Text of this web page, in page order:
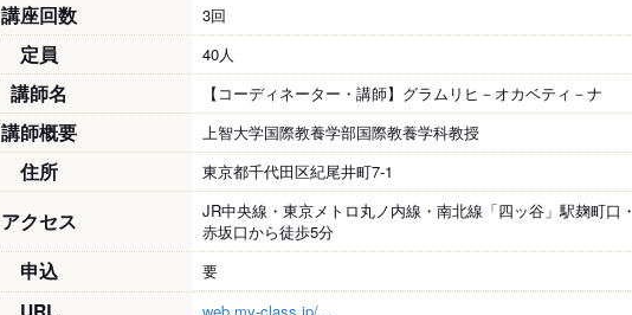
講座回数 3回
定員 40人
講師名 【コーディネーター・講師】グラムリヒ－オカベティ－ナ
講師概要 上智大学国際教養学部国際教養学科教授
住所 東京都千代田区紀尾井町7-1
アクセス
JR中央線・東京メトロ丸ノ内線・南北線「四ッ谷」駅麹町口・
赤坂口から徒歩5分
申込 要